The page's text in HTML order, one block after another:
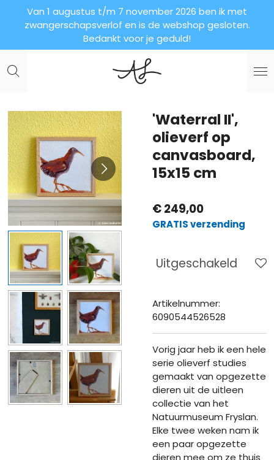
direct
de
hoofdinhoud
Van 1 augustus t/m 7 november 2026 ben ik met
zwangerschapsverlof en is de webshop gesloten.
Bedankt voor je geduld!
'Waterral II',
olieverf op
canvasboard,
15x15 cm
€ 249,00
GRATIS verzending
Uitgeschakeld
Artikelnummer:
6090544526528
Vorig jaar heb ik een hele
serie olieverf studies
gemaakt van opgezette
dieren uit de uitleen
collectie van het
Natuurmuseum Fryslan.
Elke twee weken nam ik
een paar opgezette
dieren mee om ze thuis